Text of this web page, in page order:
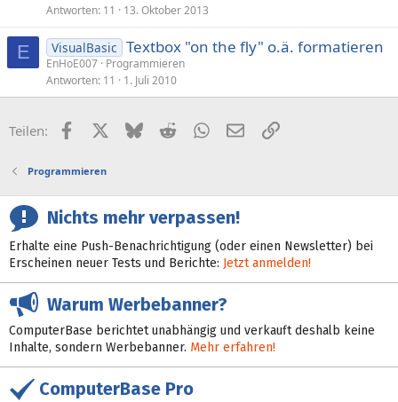
Antworten 11 13. Oktober 2013
E VisualBasic Textbox "on the fly" o.ä. formatieren
EnHoE007 Programmieren
Antworten 11 1. Juli 2010
Teilen: FacebookX (Twitter)
BlueskyRedditWhatsApp
E-MailLink
Programmieren
Nichts mehr verpassen!
Erhalte eine Push-Benachrichtigung (oder einen Newsletter) bei
Erscheinen neuer Tests und Berichte: Jetzt anmelden!
Warum Werbebanner?
ComputerBase berichtet unabhängig und verkauft deshalb keine
Inhalte, sondern Werbebanner. Mehr erfahren!
ComputerBase Pro